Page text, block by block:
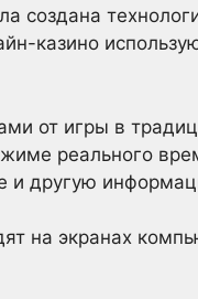
создана
казино
от игры в
реального
и другую
на экранах